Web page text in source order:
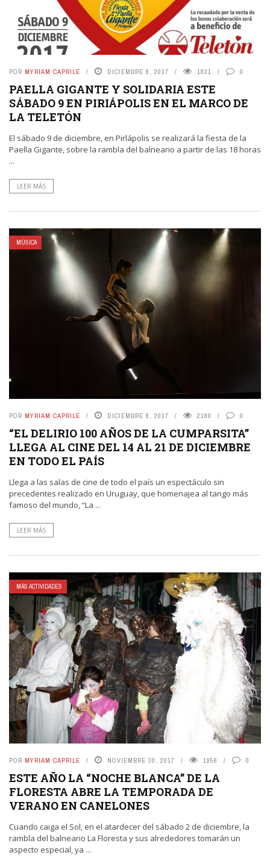
POR MYRIAM CAPRILE DICIEMBRE 8, 2017 1821 0
PAELLA GIGANTE Y SOLIDARIA ESTE
SÁBADO 9 EN PIRIÁPOLIS EN EL MARCO DE
LA TELETÓN
El sábado 9 de diciembre, en Pirlápolis se realizará la fiesta de la
Paella Gigante, sobre la rambla del balneario a partir de las 18 horas
...
LEER MÁS
MÚSICA
POR MYRIAM CAPRILE DICIEMBRE 8, 2017 2180 0
“EL DELIRIO 100 AÑOS DE LA CUMPARSITA”
LLEGA AL CINE DEL 14 AL 21 DE DICIEMBRE
EN TODO EL PAÍS
Llega a las salas de cine de todo el país un espectáculo sin
precedentes realizado en Uruguay, que homenajea al tango más
famoso del mundo, “La ...
LEER MÁS
MÁS ACTIVIDADES
POR MYRIAM CAPRILE NOVIEMBRE 30, 2017 1956 0
ESTE AÑO LA “NOCHE BLANCA” DE LA
FLORESTA ABRE LA TEMPORADA DE
VERANO EN CANELONES
Cuando caiga el Sol, en el atardecer del sábado 2 de diciembre, la
rambla del balneario La Floresta y sus alrededores tomarán un
aspecto especial, ya ...